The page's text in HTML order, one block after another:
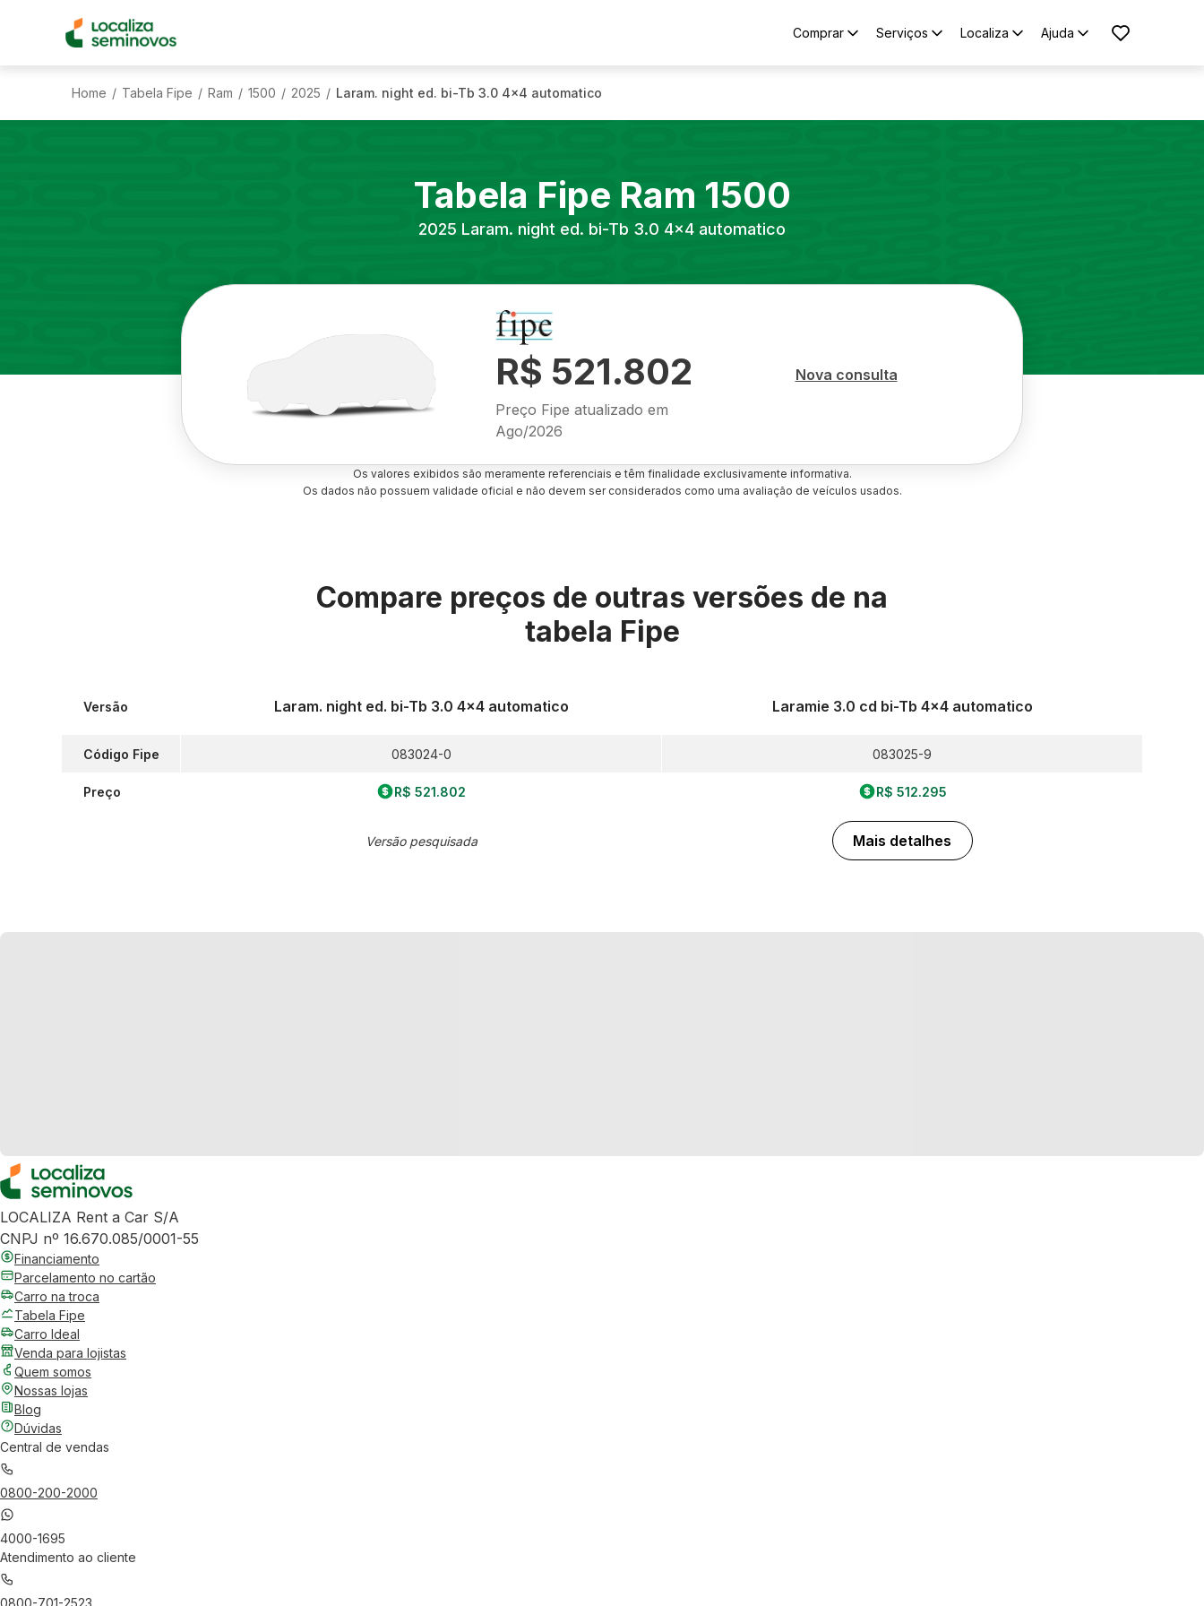
Comprar Serviços Localiza Ajuda
Home / Tabela Fipe / Ram / 1500 / 2025 / Laram. night ed. bi-Tb 3.0 4x4 automatico
Tabela Fipe Ram 1500
2025 Laram. night ed. bi-Tb 3.0 4x4 automatico
R$ 521.802
Preço Fipe atualizado em
Ago/2026
Nova consulta
Os valores exibidos são meramente referenciais e têm finalidade exclusivamente informativa.
Os dados não possuem validade oficial e não devem ser considerados como uma avaliação de veículos usados.
Compare preços de outras versões de na
tabela Fipe
Versão
Código Fipe
Preço
Laram. night ed. bi-Tb 3.0 4x4 automatico
083024-0
R$ 521.802
Versão pesquisada
Laramie 3.0 cd bi-Tb 4x4 automatico
083025-9
R$ 512.295
Mais detalhes
LOCALIZA Rent a Car S/A
CNPJ nº 16.670.085/0001-55
Financiamento
Parcelamento no cartão
Carro na troca
Tabela Fipe
Carro Ideal
Venda para lojistas
Quem somos
Nossas lojas
Blog
Dúvidas
Central de vendas
0800-200-2000
4000-1695
Atendimento ao cliente
0800-701-2523